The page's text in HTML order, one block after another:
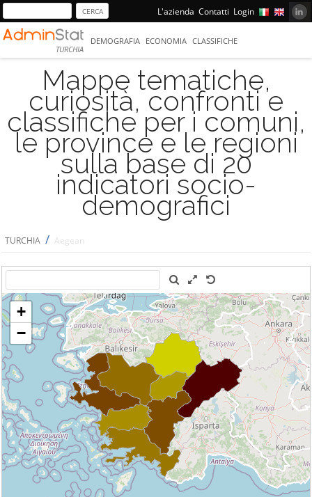
L'azienda Contatti Login
TURCHIA
DEMOGRAFIA ECONOMIA CLASSIFICHE
Mappe tematiche,
curiosità, confronti e
classifiche per i comuni,
le province e le regioni
sulla base di 20
indicatori socio-
demografici
TURCHIA / Aegean